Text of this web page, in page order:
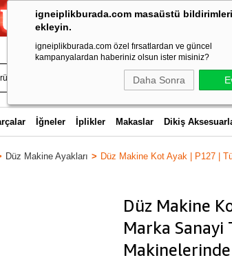
igneiplikburada.com masaüstü
ekleyin.
igneiplikburada.com özel fırsatlardan ve güncel
kampanyalardan haberiniz olsun ister misiniz?
Daha Sonra
İğneler İplikler Makaslar Dikiş
Düz Makine Ayakları Düz Makine Kot Ayak | P127 |
Düz Makine
Marka Sanayi
Makinelerinde